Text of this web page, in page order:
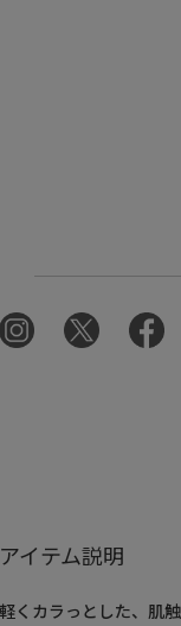
アイテム説明
軽くカラっとした、肌